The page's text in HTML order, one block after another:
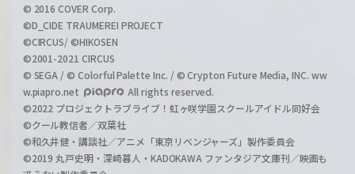
© 2016 COVER Corp.
©D_CIDE TRAUMEREI PROJECT
©CIRCUS/ ©HIKOSEN
©2001-2021 CIRCUS
© SEGA / © Colorful Palette Inc. / © Crypton Future Media, INC. ww
w.piapro.net
All rights reserved.
©2022 プロジェクトラブライブ！虹ヶ咲学園スクールアイドル同好会
©クール教信者／双葉社
©和久井健・講談社／アニメ「東京リベンジャーズ」製作委員会
©2019 丸戸史明・深崎暮人・KADOKAWA ファンタジア文庫刊／映画も